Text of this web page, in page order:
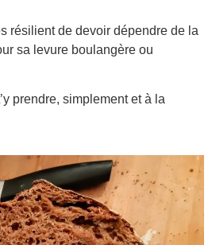
résilient de devoir dépendre de la
sa levure boulangère ou
prendre, simplement et à la